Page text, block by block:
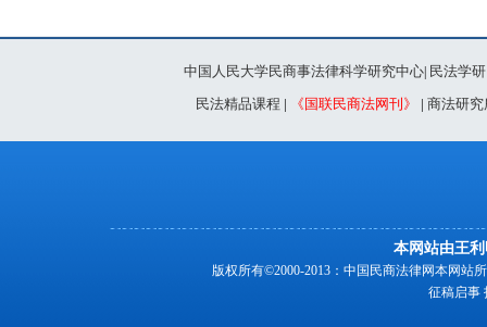
中国人民大学民商事法律科学研究中心| 民法学
民法精品课程 | 《国联民商法网刊》 | 商法研究
本网站由王
版权所有©2000-2013：中国民商法律网本网站
征稿启事